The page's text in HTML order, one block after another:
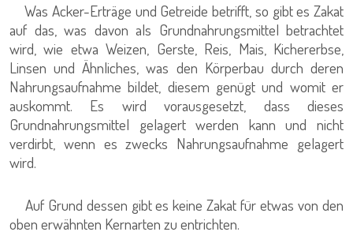
Was Acker-Erträge und Getreide betrifft, so gibt es Zakat
auf das, was davon als Grundnahrungsmittel betrachtet
wird, wie etwa Weizen, Gerste, Reis, Mais, Kichererbse,
Linsen und Ähnliches, was den Körperbau durch deren
Nahrungsaufnahme bildet, diesem genügt und womit er
auskommt. Es wird vorausgesetzt, dass dieses
Grundnahrungsmittel gelagert werden kann und nicht
verdirbt, wenn es zwecks Nahrungsaufnahme gelagert
wird.
Auf Grund dessen gibt es keine Zakat für etwas von den
oben erwähnten Kernarten zu entrichten.